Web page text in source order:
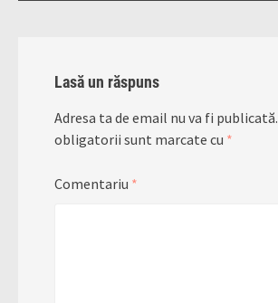
Lasă un răspuns
Adresa ta de email nu va fi publicată.
obligatorii sunt marcate cu *
Comentariu *